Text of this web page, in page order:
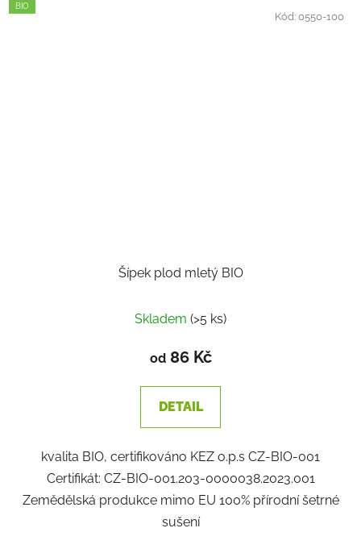
BIO
Šípek plod mletý BIO
Skladem (>5 ks)
od86 Kč
DETAIL
kvalita BIO, certifikováno KEZ o.p.s CZ-BIO-001
Certifikát: CZ-BIO-001.203-0000038.2023.001
Zemědělská produkce mimo EU 100% přírodní šetrné
sušení
Kód:0550-100